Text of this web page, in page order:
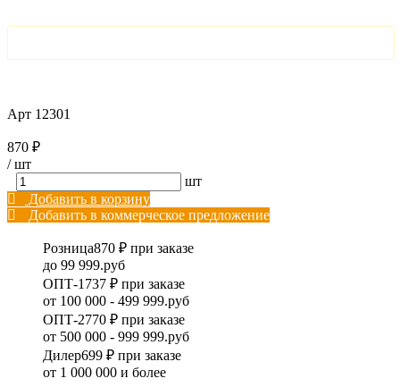
Арт 12301
870 ₽
/шт
шт
Добавить в корзину
Добавить в коммерческое предложение
Розница870 ₽ при заказе
до 99 999.руб
ОПТ-1737 ₽ при заказе
от 100 000 - 499 999.руб
ОПТ-2770 ₽ при заказе
от 500 000 - 999 999.руб
Дилер699 ₽ при заказе
от 1 000 000 и более